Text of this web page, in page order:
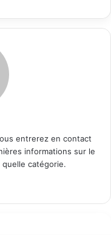
entrerez en contact
informations sur le
quelle catégorie.